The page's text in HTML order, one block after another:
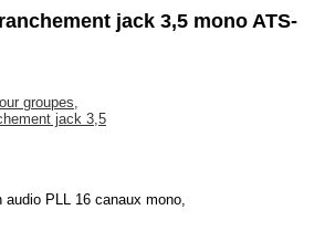
jack 3,5 mono ATS-
PLL 16 canaux mono,